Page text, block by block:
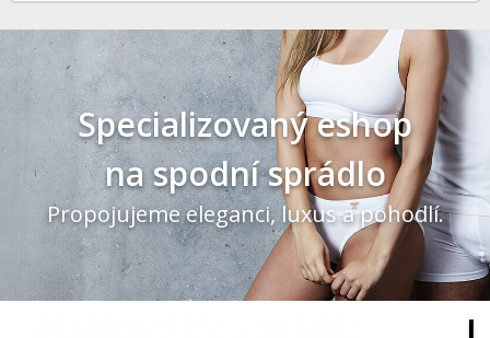
Specializovaný eshop
na spodní sprádlo
Propojujeme eleganci, luxus a pohodlí.